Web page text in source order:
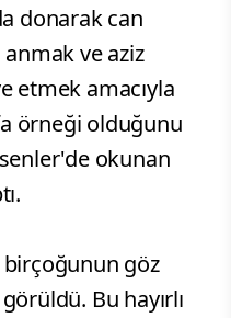
donarak can
anmak ve aziz
etmek amacıyla
örneği olduğunu
okunan
birçoğunun göz
Bu hayırlı